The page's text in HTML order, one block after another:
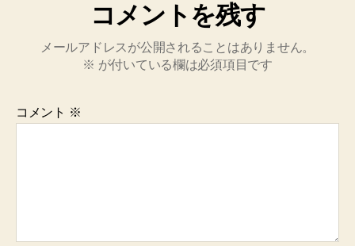
コメントを残す
メールアドレスが公開されることはありません。
※ が付いている欄は必須項目です
コメント ※